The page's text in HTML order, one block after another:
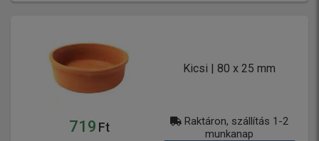
Kicsi | 80 x 25 mm
719 Ft
Raktáron, szállítás 1-2
munkanap